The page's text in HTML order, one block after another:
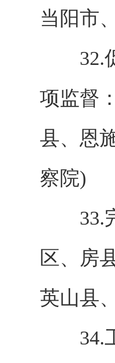
当阳市
32.促
项监督
县、恩
察院)
33.完
区、房
英山县
34.工